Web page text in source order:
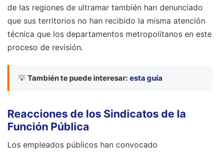
de las regiones de ultramar también han denunciado
que sus territorios no han recibido la misma atención
técnica que los departamentos metropolitanos en este
proceso de revisión.
💡 También te puede interesar: esta guía
Reacciones de los Sindicatos de la
Función Pública
Los empleados públicos han convocado